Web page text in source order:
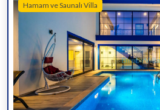
Hamam ve Saunalı Villa